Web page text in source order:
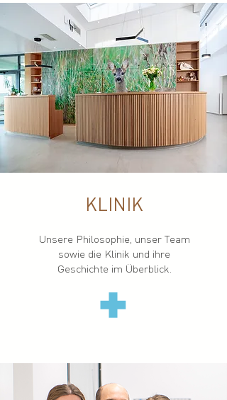
KLINIK
Unsere Philosophie, unser Team
sowie die Klinik und ihre
Geschichte im Überblick.